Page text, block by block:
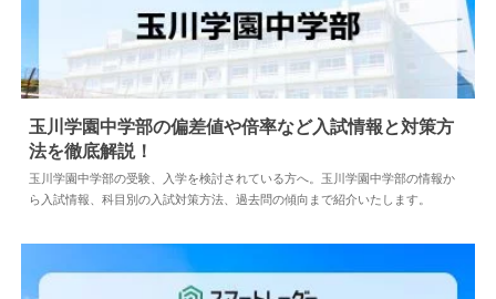
中学情報 2024.05.10
玉川学園中学部の偏差値や倍率など入試情報と対策方
法を徹底解説！
玉川学園中学部の受験、入学を検討されている方へ。玉川学園中学部の情報か
ら入試情報、科目別の入試対策方法、過去問の傾向まで紹介いたします。